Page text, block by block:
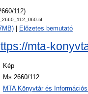
112)
Előzetes bemutató
mta-
Kép
Ms 2660/112
MTA Könyvtár és